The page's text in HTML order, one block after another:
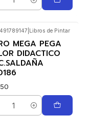
Libros de Pintar
MEGA PEGA
DIDACTICO